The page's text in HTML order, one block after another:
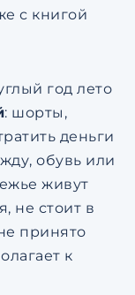
с книгой
год лето
: шорты,
деньги
обувь или
живут
не стоит в
принято
к